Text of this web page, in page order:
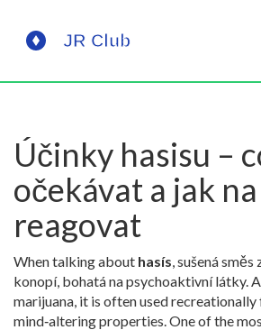
Účinky hasisu –
očekávat a jak
reagovat
When talking about hasís,sušená
konopí, bohatá na psychoaktivní látky.
marijuana, it is often used
mind‑altering properties. One of the